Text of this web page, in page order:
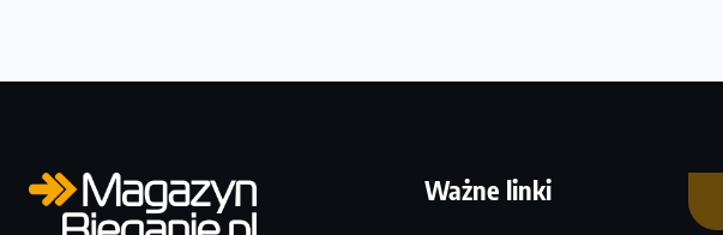
Ważne linki